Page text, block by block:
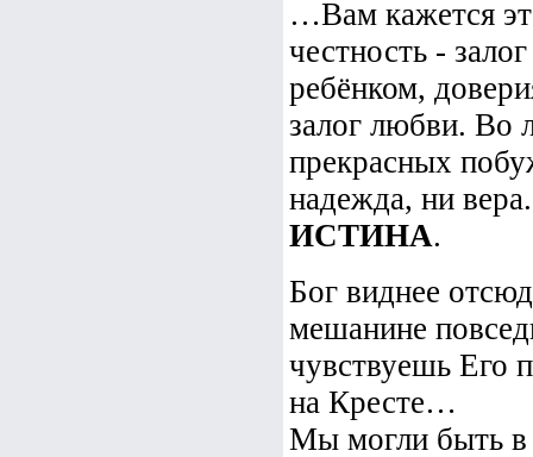
…Вам кажется
честность -
ребёнком,
залог любви. Во
прекрасных
надежда, ни
ИСТИНА.
Бог виднее
мешанине
чувствуешь Его
на Кресте…
Мы могли быть в